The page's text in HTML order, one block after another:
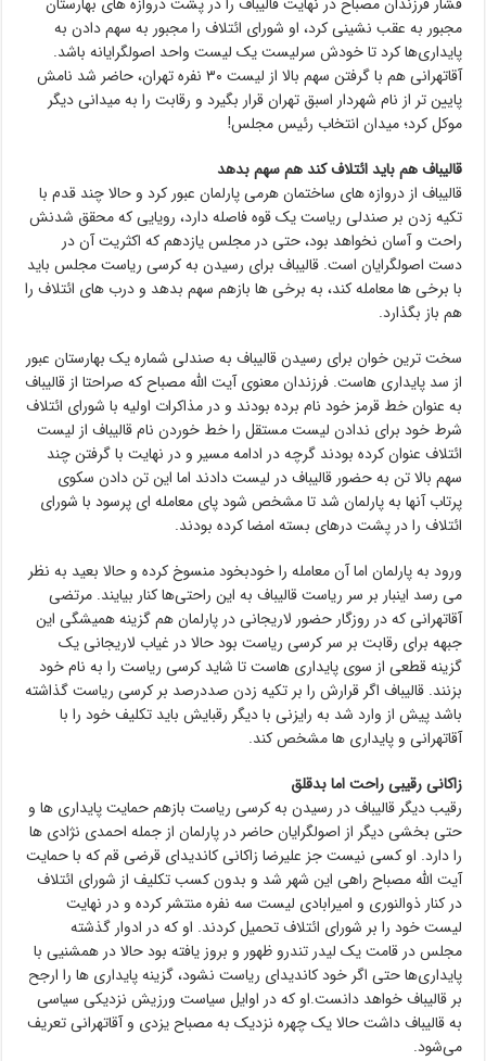
مجبور به عقب نشینی کرد، او شورای ائتلاف را مجبور به سهم دادن به
پایداری‌ها کرد تا خودش سرلیست یک لیست واحد اصولگرایانه باشد.
آقاتهرانی هم با گرفتن سهم بالا از لیست ۳۰ نفره تهران، حاضر شد نامش
پایین تر از نام شهردار اسبق تهران قرار بگیرد و رقابت را به میدانی دیگر
موکل کرد؛ میدان انتخاب رئیس مجلس!
قالیباف هم باید ائتلاف کند هم سهم بدهد
قالیباف از دروازه های ساختمان هرمی پارلمان عبور کرد و حالا چند قدم با
تکیه زدن بر صندلی ریاست یک قوه فاصله دارد، رویایی که محقق شدنش
راحت و آسان نخواهد بود، حتی در مجلس یازدهم که اکثریت آن در
دست اصولگرایان است. قالیباف برای رسیدن به کرسی ریاست مجلس باید
با برخی ها معامله کند، به برخی ها بازهم سهم بدهد و درب های ائتلاف را
هم باز بگذارد.
سخت ترین خوان برای رسیدن قالیباف به صندلی شماره یک بهارستان عبور
از سد پایداری هاست. فرزندان معنوی آیت الله مصباح که صراحتا از قالیباف
به عنوان خط قرمز خود نام برده بودند و در مذاکرات اولیه با شورای ائتلاف
شرط خود برای ندادن لیست مستقل را خط خوردن نام قالیباف از لیست
ائتلاف عنوان کرده بودند گرچه در ادامه مسیر و در نهایت با گرفتن چند
سهم بالا تن به حضور قالیباف در لیست دادند اما این تن دادن سکوی
پرتاب آنها به پارلمان شد تا مشخص شود پای معامله ای پرسود با شورای
ائتلاف را در پشت درهای بسته امضا کرده بودند.
ورود به پارلمان اما آن معامله را خودبخود منسوخ کرده و حالا بعید به نظر
می رسد اینبار بر سر ریاست قالیباف به این راحتی‌ها کنار بیایند. مرتضی
آقاتهرانی که در روزگار حضور لاریجانی در پارلمان هم گزینه همیشگی این
جبهه برای رقابت بر سر کرسی ریاست بود حالا در غیاب لاریجانی یک
گزینه قطعی از سوی پایداری هاست تا شاید کرسی ریاست را به نام خود
بزنند. قالیباف اگر قرارش را بر تکیه زدن صددرصد بر کرسی ریاست گذاشته
باشد پیش از وارد شد به رایزنی با دیگر رقبایش باید تکلیف خود را با
آقاتهرانی و پایداری ها مشخص کند.
زاکانی رقیبی راحت اما بدقلق
رقیب دیگر قالیباف در رسیدن به کرسی ریاست بازهم حمایت پایداری ها و
حتی بخشی دیگر از اصولگرایان حاضر در پارلمان از جمله احمدی نژادی ها
را دارد. او کسی نیست جز علیرضا زاکانی کاندیدای قرضی قم که با حمایت
آیت الله مصباح راهی این شهر شد و بدون کسب تکلیف از شورای ائتلاف
در کنار ذوالنوری و امیرابادی لیست سه نفره منتشر کرده و در نهایت
لیست خود را بر شورای ائتلاف تحمیل کردند. او که در ادوار گذشته
مجلس در قامت یک لیدر تندرو ظهور و بروز یافته بود حالا در همشنیی با
پایداری‌ها حتی اگر خود کاندیدای ریاست نشود، گزینه پایداری ها را ارجح
بر قالیباف خواهد دانست.او که در اوایل سیاست ورزیش نزدیکی سیاسی
به قالیباف داشت حالا یک چهره نزدیک به مصباح یزدی و آقاتهرانی تعریف
می‌شود.